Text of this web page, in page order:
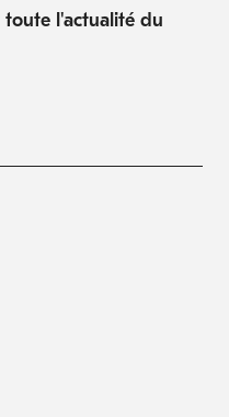
toute l'actualité du